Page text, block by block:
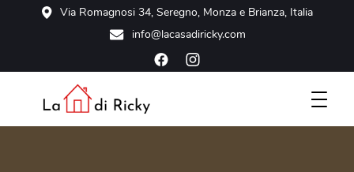
Via Romagnosi 34, Seregno, Monza e Brianza, Italia
info@lacasadiricky.com
Scopri la tua casa vacanze a Seregno, a due passi da Monza